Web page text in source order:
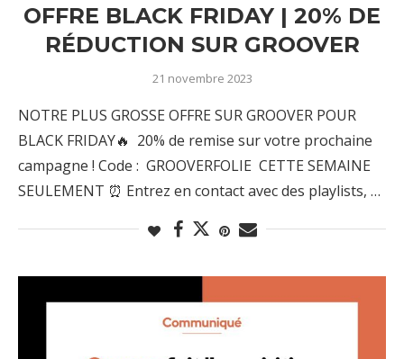
OFFRE BLACK FRIDAY | 20% DE
RÉDUCTION SUR GROOVER
21 novembre 2023
NOTRE PLUS GROSSE OFFRE SUR GROOVER POUR
BLACK FRIDAY🔥 20% de remise sur votre prochaine
campagne ! Code : GROOVERFOLIE CETTE SEMAINE
SEULEMENT ⏰ Entrez en contact avec des playlists, …